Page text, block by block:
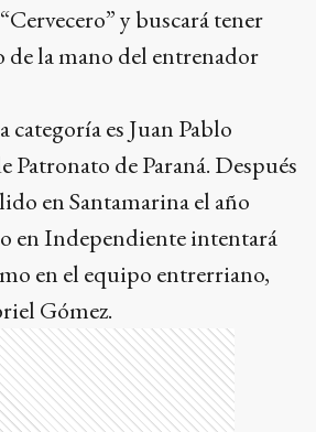
y buscará tener
la mano del entrenador
categoría es Juan Pablo
Patronato de Paraná. Después
en Santamarina el año
en Independiente intentará
en el equipo entrerriano,
Gómez.